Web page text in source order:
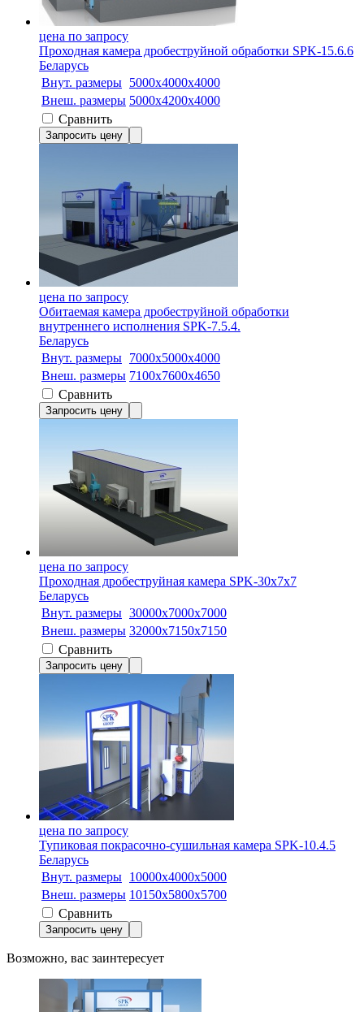
цена по запросу
Проходная камера дробеструйной обработки SPK-15.6.6
Беларусь
Внут. размеры 5000x4000x4000
Внеш. размеры 5000x4200x4000
Сравнить
Запросить цену
цена по запросу
Обитаемая камера дробеструйной обработки
внутреннего исполнения SPK-7.5.4.
Беларусь
Внут. размеры 7000х5000х4000
Внеш. размеры 7100х7600х4650
Сравнить
Запросить цену
цена по запросу
Проходная дробеструйная камера SPK-30х7х7
Беларусь
Внут. размеры 30000х7000х7000
Внеш. размеры 32000х7150х7150
Сравнить
Запросить цену
цена по запросу
Тупиковая покрасочно-сушильная камера SPK-10.4.5
Беларусь
Внут. размеры 10000х4000х5000
Внеш. размеры 10150х5800х5700
Сравнить
Запросить цену
Возможно, вас заинтересует